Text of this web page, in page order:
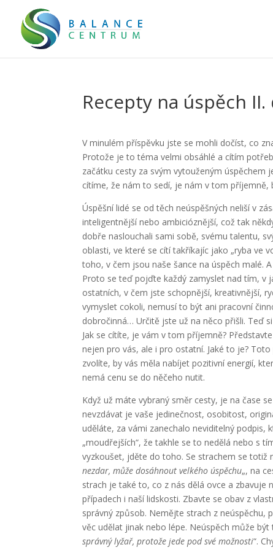
Recepty na úspěch
V minulém příspěvku jste se mohli dočíst, co
Protože je to téma velmi obsáhlé a cítím
začátku cesty za svým vytouženým
cítíme, že nám to sedí, je nám v tom
Úspěšní lidé se od těch neúspěšných neliší v
inteligentnější nebo ambicióznější, což tak
dobře naslouchali sami sobě, svému talentu,
oblasti, ve které se cítí takříkajíc jako „ryba ve
toho, v čem jsou naše šance na úspěch malé.
Proto se teď pojďte každý zamyslet nad tím, v
ostatních, v čem jste schopnější, kreativnější,
vymyslet cokoli, nemusí to být ani pracovní
dobročinná… Určitě jste už na něco přišli. Teď
Jak se cítíte, je vám v tom příjemně?
nejen pro vás, ale i pro ostatní. Jaké to je?
zvolíte, by vás měla nabíjet pozitivní energií,
nemá cenu se do něčeho nutit.
Když už máte vybraný směr cesty, je na čase
nevzdávat je vaše jedinečnost, osobitost,
uděláte, za vámi zanechalo neviditelný
„moudřejších“, že takhle se to nedělá nebo s
vyzkoušet, jděte do toho. Se strachem se totiž
nezdar, může dosáhnout velkého úspěchu„, na
strach je také to, co z nás dělá ovce a
případech i naší lidskosti. Zbavte se obav z
správný způsob. Nemějte strach z
věc udělat jinak nebo lépe. Neúspěch může
správný lyžař, protože jede pod své možnosti“.